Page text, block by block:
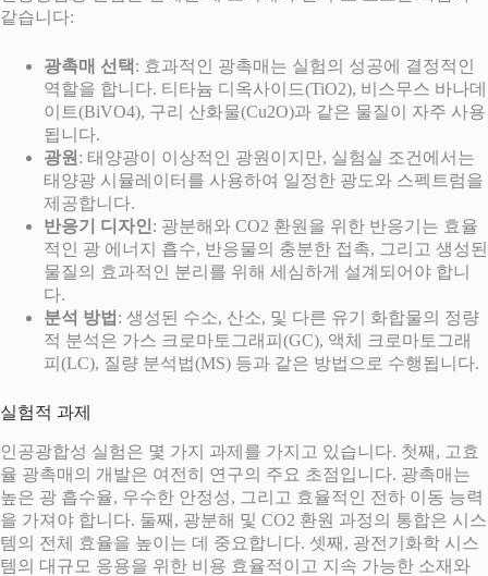
같습니다:
광촉매 선택 : 효과적인 광촉매는 실험의 성공에 결정적인
역할을 합니다. 티타늄 디옥사이드(TiO2), 비스무스 바나데
이트(BiVO4), 구리 산화물(Cu2O)과 같은 물질이 자주 사용
됩니다.
광원 : 태양광이 이상적인 광원이지만, 실험실 조건에서는
태양광 시뮬레이터를 사용하여 일정한 광도와 스펙트럼을
제공합니다.
반응기 디자인 : 광분해와 CO2 환원을 위한 반응기는 효율
적인 광 에너지 흡수, 반응물의 충분한 접촉, 그리고 생성된
물질의 효과적인 분리를 위해 세심하게 설계되어야 합니
다.
분석 방법 : 생성된 수소, 산소, 및 다른 유기 화합물의 정량
적 분석은 가스 크로마토그래피(GC), 액체 크로마토그래
피(LC), 질량 분석법(MS) 등과 같은 방법으로 수행됩니다.
실험적 과제
인공광합성 실험은 몇 가지 과제를 가지고 있습니다. 첫째, 고효
율 광촉매의 개발은 여전히 연구의 주요 초점입니다. 광촉매는
높은 광 흡수율, 우수한 안정성, 그리고 효율적인 전하 이동 능력
을 가져야 합니다. 둘째, 광분해 및 CO2 환원 과정의 통합은 시스
템의 전체 효율을 높이는 데 중요합니다. 셋째, 광전기화학 시스
템의 대규모 응용을 위한 비용 효율적이고 지속 가능한 소재와